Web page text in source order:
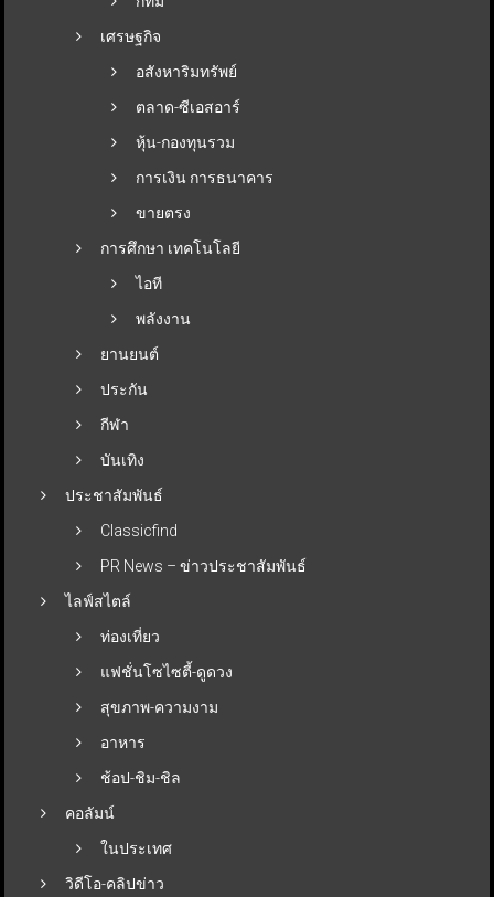
เศรษฐกิจ
อสังหาริมทรัพย์
ตลาด-ซีเอสอาร์
หุ้น-กองทุนรวม
การเงิน การธนาคาร
ขายตรง
การศึกษา เทคโนโลยี
ไอที
พลังงาน
ยานยนต์
ประกัน
กีฬา
บันเทิง
ประชาสัมพันธ์
Classicfind
PR News – ข่าวประชาสัมพันธ์
ไลฟ์สไตล์
ท่องเที่ยว
แฟชั่นโซไซตี้-ดูดวง
สุขภาพ-ความงาม
อาหาร
ช้อป-ชิม-ชิล
คอลัมน์
ในประเทศ
วิดีโอ-คลิปข่าว